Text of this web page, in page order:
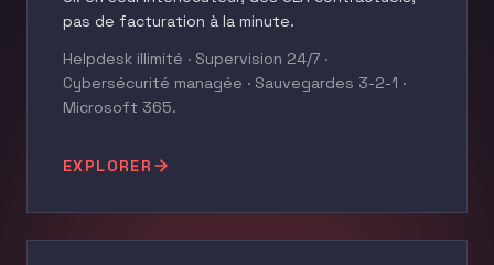
pas de facturation à la minute.
Helpdesk illimité · Supervision 24/7 ·
Cybersécurité managée · Sauvegardes 3-2-1 ·
Microsoft 365.
EXPLORER